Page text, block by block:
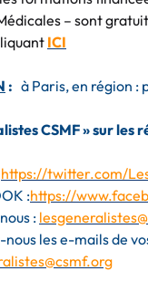
– sont
ICI
: à Paris, en région :
CSMF » sur les
https://twitter.com/
:https://
:
nous les e-mails de